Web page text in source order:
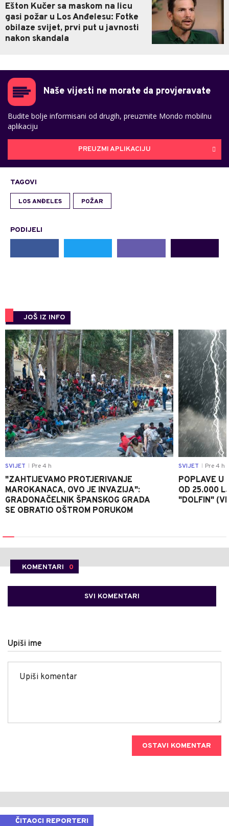
Ešton Kučer sa maskom na licu
gasi požar u Los Anđelesu: Fotke
obilaze svijet, prvi put u javnosti
nakon skandala
Naše vijesti ne morate da provjeravate
Budite bolje informisani od drugih, preuzmite Mondo mobilnu
aplikaciju
PREUZMI APLIKACIJU
TAGOVI
LOS ANĐELES POŽAR
PODIJELI
JOŠ IZ INFO
0
SVIJET Pre 4 h
"ZAHTIJEVAMO PROTJERIVANJE
MAROKANACA, OVO JE INVAZIJA":
GRADONAČELNIK ŠPANSKOG GRADA
SE OBRATIO OŠTROM PORUKOM
SVIJET Pre 4 h
POPLAVE U
OD 25.000
"DOLFIN"
KOMENTARI 0
SVI KOMENTARI
Upiši ime
OSTAVI KOMENTAR
ČITAOCI REPORTERI